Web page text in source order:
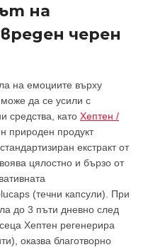
на
черен
на емоциите върху
да се усили с
средства, като Хептен /
природен продукт
екстракт от
цялостно и бързо от
(течни капсули). При
до 3 пъти дневно след
Хептен регенерира
оказва благотворно